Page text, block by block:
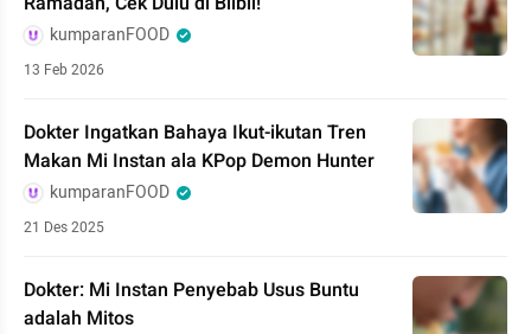
kumparanFOOD
13 Feb 2026
Dokter Ingatkan Bahaya Ikut-ikutan Tren
Makan Mi Instan ala KPop Demon Hunter
kumparanFOOD
21 Des 2025
Dokter: Mi Instan Penyebab Usus Buntu
adalah Mitos